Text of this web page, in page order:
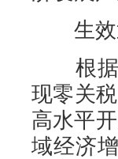
生效近
根据
现零关
高水平
域经济